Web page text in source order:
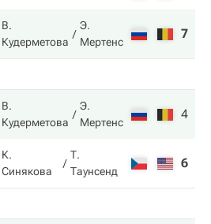
В.
Кудерметова
Э.
Мертенс
7
В.
Кудерметова
Э.
Мертенс
4
К.
Синякова
Т.
Таунсенд
6